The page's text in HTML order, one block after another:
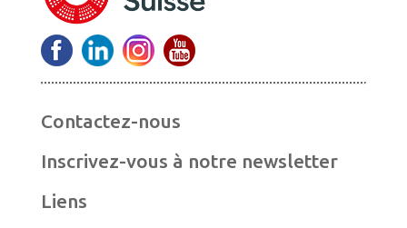
Contactez-nous
Inscrivez-vous à notre newsletter
Liens